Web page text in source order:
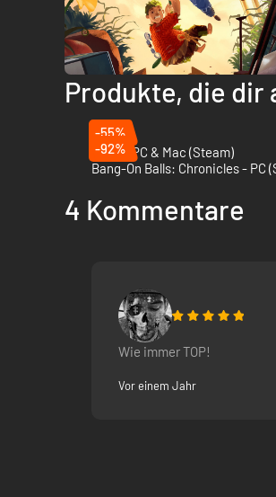
Produkte, die dir
-55%
Neva - PC & Mac (Steam)
-92%
Bang-On Balls: Chronicles - PC
4 Kommentare
Wie immer TOP!
Vor einem Jahr